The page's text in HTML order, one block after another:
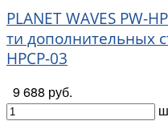
PLANET WAVES PW-
ти дополнительных
HPCP-03
9 688 руб.